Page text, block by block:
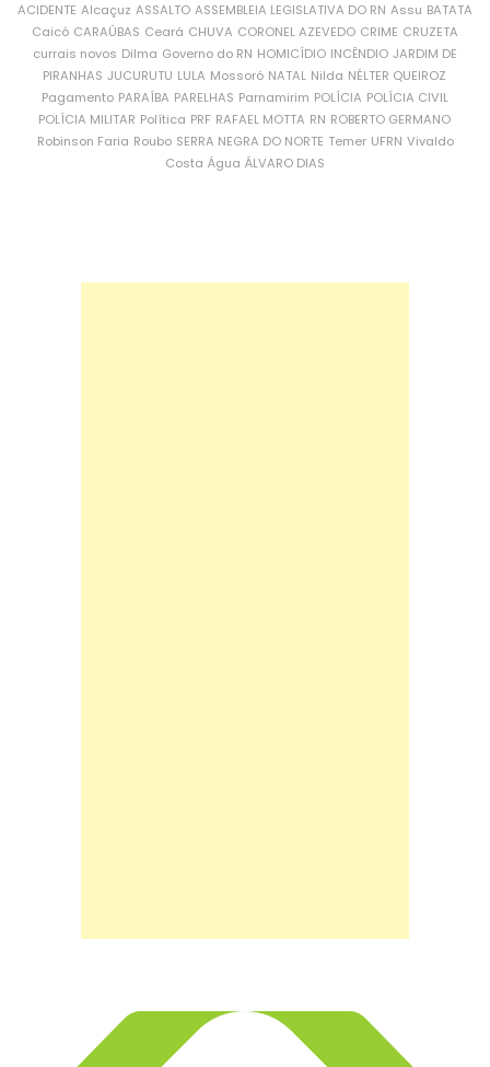
ACIDENTE Alcaçuz ASSALTO ASSEMBLEIA LEGISLATIVA DO RN Assu BATATA
Caicó CARAÚBAS Ceará CHUVA CORONEL AZEVEDO CRIME CRUZETA
currais novos Dilma Governo do RN HOMICÍDIO INCÊNDIO JARDIM DE
PIRANHAS JUCURUTU LULA Mossoró NATAL Nilda NÉLTER QUEIROZ
Pagamento PARAÍBA PARELHAS Parnamirim POLÍCIA POLÍCIA CIVIL
POLÍCIA MILITAR Política PRF RAFAEL MOTTA RN ROBERTO GERMANO
Robinson Faria Roubo SERRA NEGRA DO NORTE Temer UFRN Vivaldo
Costa Água ÁLVARO DIAS